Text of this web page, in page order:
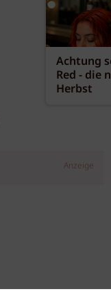
Achtung
Red - die
Herbst
Anzeige